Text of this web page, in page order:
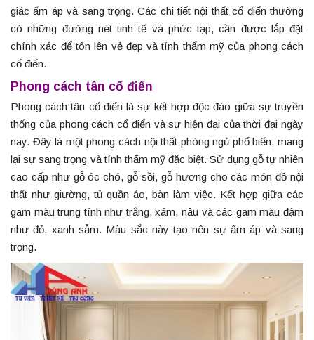
giác ấm áp và sang trọng. Các chi tiết nội thất cổ điển thường
có những đường nét tinh tế và phức tạp, cần được lắp đặt
chính xác để tôn lên vẻ đẹp và tính thẩm mỹ của phong cách
cổ điển.
Phong cách tân cổ điển
Phong cách tân cổ điển là sự kết hợp độc đáo giữa sự truyền
thống của phong cách cổ điển và sự hiện đại của thời đại ngày
nay. Đây là một phong cách nội thất phòng ngủ phổ biến, mang
lại sự sang trọng và tính thẩm mỹ đặc biệt. Sử dụng gỗ tự nhiên
cao cấp như gỗ óc chó, gỗ sồi, gỗ hương cho các món đồ nội
thất như giường, tủ quần áo, bàn làm việc. Kết hợp giữa các
gam màu trung tính như trắng, xám, nâu và các gam màu đậm
như đỏ, xanh sẫm. Màu sắc này tạo nên sự ấm áp và sang
trọng.